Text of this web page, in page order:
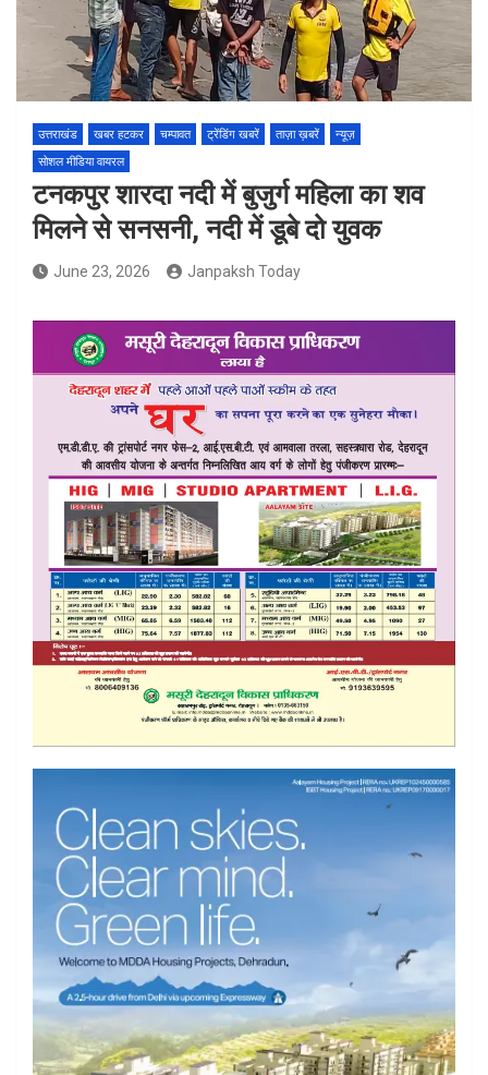
उत्तराखंड खबर हटकर चम्पावत ट्रेंडिंग खबरें ताज़ा ख़बरें
न्यूज़
सोशल मीडिया वायरल
टनकपुर शारदा नदी में बुजुर्ग महिला का शव
मिलने से सनसनी, नदी में डूबे दो युवक
June 23, 2026 Janpaksh Today